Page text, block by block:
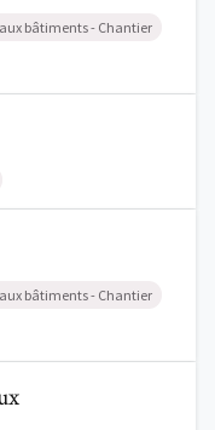
bâtiments - Chantier
bâtiments - Chantier